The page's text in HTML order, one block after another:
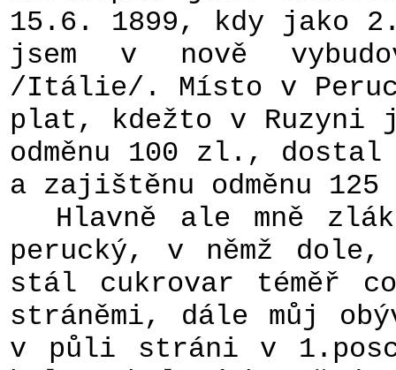
15.6. 1899, kdy jako
jsem v nově
/Itálie/. Místo v
plat, kdežto v Ruzyni
odměnu 100 zl.,
a zajištěnu odměnu
Hlavně ale mně
perucký, v němž dole,
stál cukrovar téměř
stráněmi, dále můj
v půli stráni v